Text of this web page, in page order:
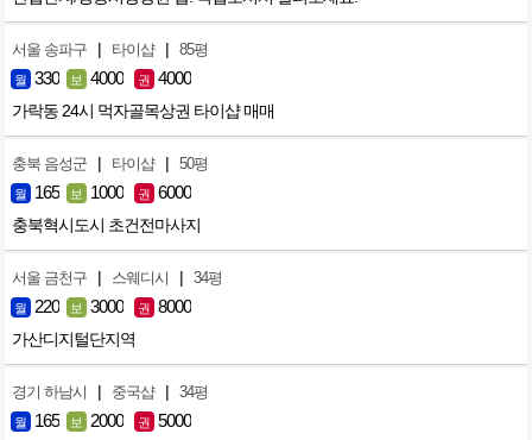
서울 송파구 | 타이샵 | 85평
월 330 보 4000 권 4000
가락동 24시 먹자골목상권 타이샵 매매
충북 음성군 | 타이샵 | 50평
월 165 보 1000 권 6000
충북혁시도시 초건전마사지
서울 금천구 | 스웨디시 | 34평
월 220 보 3000 권 8000
가산디지털단지역
경기 하남시 | 중국샵 | 34평
월 165 보 2000 권 5000